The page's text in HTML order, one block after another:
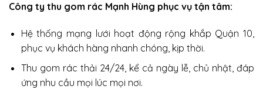
Công ty thu gom rác Mạnh Hùng phục vụ tận tâm:
Hệ thống mạng lưới hoạt động rộng khắp Quận 10,
phục vụ khách hàng nhanh chóng, kịp thời.
Thu gom rác thải 24/24, kể cả ngày lễ, chủ nhật, đáp
ứng nhu cầu mọi lúc mọi nơi.